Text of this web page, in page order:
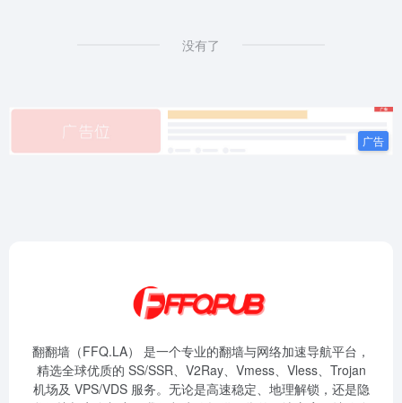
没有了
翻翻墙（FFQ.LA） 是一个专业的翻墙与网络加速导航平台，
精选全球优质的 SS/SSR、V2Ray、Vmess、Vless、Trojan
机场及 VPS/VDS 服务。无论是高速稳定、地理解锁，还是隐